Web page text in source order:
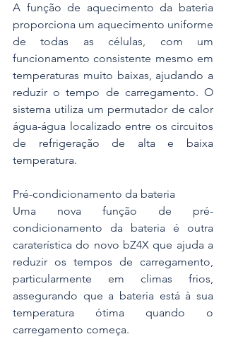
A função de aquecimento da bateria
proporciona um aquecimento uniforme
de todas as células, com um
funcionamento consistente mesmo em
temperaturas muito baixas, ajudando a
reduzir o tempo de carregamento. O
sistema utiliza um permutador de calor
água-água localizado entre os circuitos
de refrigeração de alta e baixa
temperatura.
Pré-condicionamento da bateria
Uma nova função de pré-
condicionamento da bateria é outra
caraterística do novo bZ4X que ajuda a
reduzir os tempos de carregamento,
particularmente em climas frios,
assegurando que a bateria está à sua
temperatura ótima quando o
carregamento começa.